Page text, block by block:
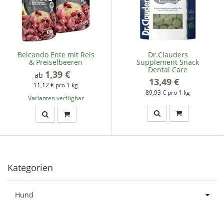
Belcando Ente mit Reis
& Preiselbeeren
ab 1,39 €
11,12 € pro 1 kg
Varianten verfügbar
Dr.Clauders
Supplement Snack
Dental Care
13,49 €
89,93 € pro 1 kg
Kategorien
Hund